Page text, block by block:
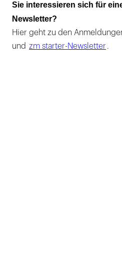
Sie interessieren sich für
Newsletter?
Hier geht zu den
und zm starter-Newsletter .